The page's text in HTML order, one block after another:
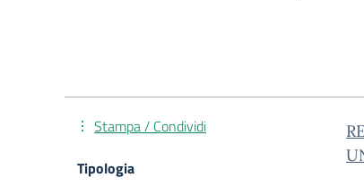
Stampa / Condividi
Tipologia